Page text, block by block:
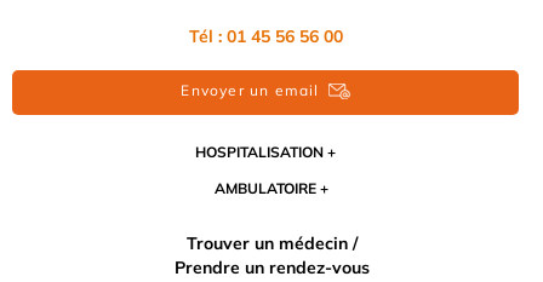
Tél : 01 45 56 56 00
Envoyer un email
HOSPITALISATION
AMBULATOIRE
Trouver un médecin /
Prendre un rendez-vous